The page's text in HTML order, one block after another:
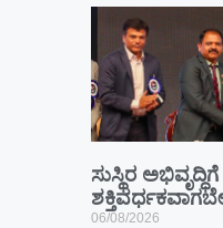
ಸುಸ್ಥಿರ ಅಭಿವೃದ್ಧಿಗೆ
06/08/2026